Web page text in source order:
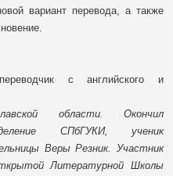
вариант перевода, а также
с английского и
области. Окончил
СПбГУКИ, ученик
Веры Резник. Участник
Литературной Школы